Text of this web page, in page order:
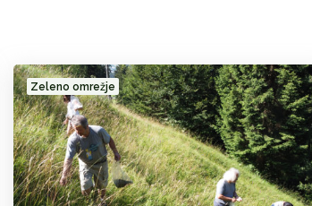
Zeleno omrežje